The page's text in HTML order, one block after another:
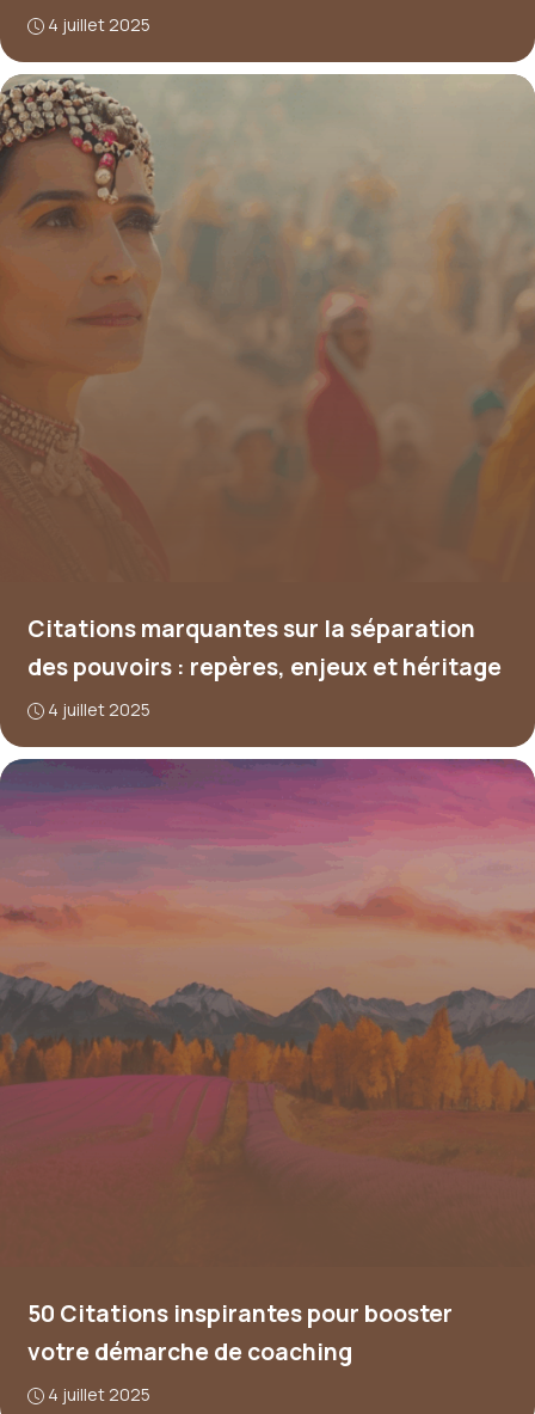
4 juillet 2025
Citations marquantes sur la séparation
des pouvoirs : repères, enjeux et héritage
4 juillet 2025
50 Citations inspirantes pour booster
votre démarche de coaching
4 juillet 2025